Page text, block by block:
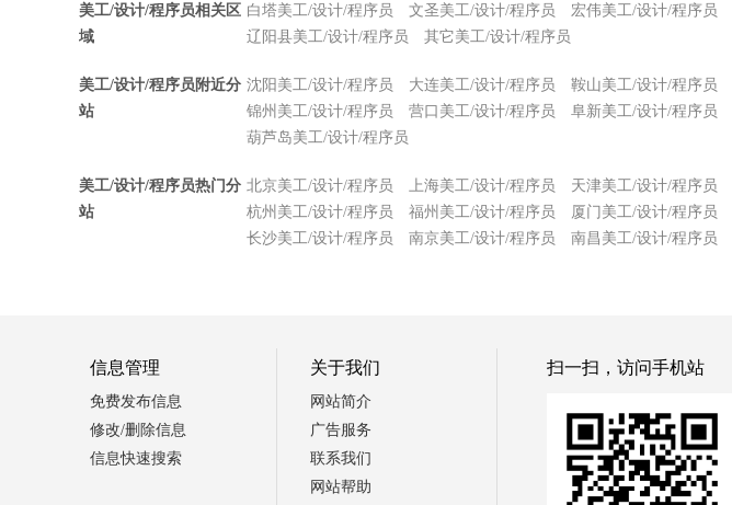
美工/设计/程序员相关区
域
白塔美工/设计/程序员 文圣美工/设计/程序员 宏伟美工/设计/程序员
辽阳县美工/设计/程序员
其它美工/设计/程序员
美工/设计/程序员附近分
站
沈阳美工/设计/程序员 大连美工/设计/程序员 鞍山美工/设计/程序员
锦州美工/设计/程序员
营口美工/设计/程序员 阜新美工/设计/程序员
葫芦岛美工/设计/程序员
美工/设计/程序员热门分
站
北京美工/设计/程序员 上海美工/设计/程序员 天津美工/设计/程序员
杭州美工/设计/程序员
福州美工/设计/程序员 厦门美工/设计/程序员
长沙美工/设计/程序员
南京美工/设计/程序员 南昌美工/设计/程序员
信息管理
免费发布信息
修改/删除信息
信息快速搜索
关于我们
网站简介
广告服务
联系我们
网站帮助
扫一扫，访问手机站